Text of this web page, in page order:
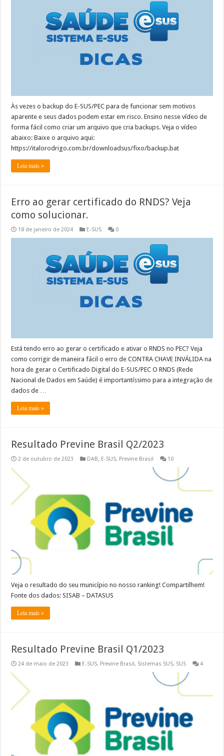
Às vezes o backup do E-SUS/PEC para de funcionar sem motivos
aparente e seus dados podem estar em risco. Ensino nesse vídeo de
forma fácil como criar um arquivo que cria backups. Veja o vídeo
abaixo: Baixe o arquivo aqui:
https://italorodrigo.com.br/downloadsus/fixo/backup.bat
Leia mais »
Erro ao gerar certificado do RNDS? Veja
como solucionar.
18 de janeiro de 2024 E-SUS 0
Está tendo erro ao gerar o certificado e ativar o RNDS no PEC? Veja
como corrigir de maneira fácil o erro de CONTRA CHAVE INVÁLIDA na
hora de gerar o Certificado Digital do E-SUS/PEC O RNDS (Rede
Nacional de Dados em Saúde) é importantíssimo para a integração de
dados de …
Leia mais »
Resultado Previne Brasil Q2/2023
2 de outubro de 2023 DAB, E-SUS, Previne Brasil 10
Veja o resultado do seu município no nosso ranking! Compartilhem!
Fonte dos dados: SISAB – DATASUS
Leia mais »
Resultado Previne Brasil Q1/2023
24 de maio de 2023 E-SUS, Previne Brasil, Sistemas SUS, SUS 4